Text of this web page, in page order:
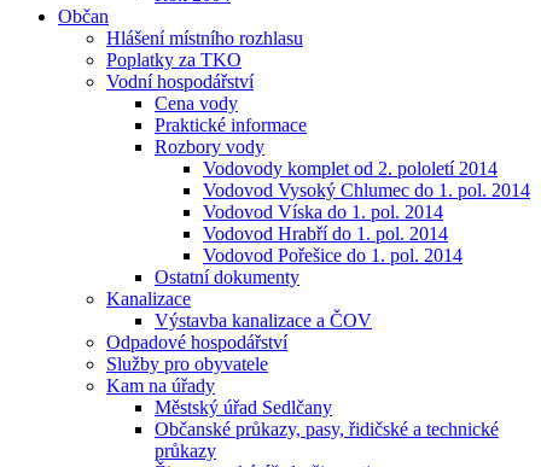
Občan
Hlášení místního rozhlasu
Poplatky za TKO
Vodní hospodářství
Cena vody
Praktické informace
Rozbory vody
Vodovody komplet od 2. pololetí 2014
Vodovod Vysoký Chlumec do 1. pol. 2014
Vodovod Víska do 1. pol. 2014
Vodovod Hrabří do 1. pol. 2014
Vodovod Pořešice do 1. pol. 2014
Ostatní dokumenty
Kanalizace
Výstavba kanalizace a ČOV
Odpadové hospodářství
Služby pro obyvatele
Kam na úřady
Městský úřad Sedlčany
Občanské průkazy, pasy, řidičské a technické
průkazy